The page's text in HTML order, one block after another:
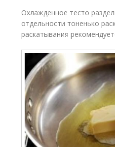
Охлажденное тесто
отдельности тоненько
раскатывания